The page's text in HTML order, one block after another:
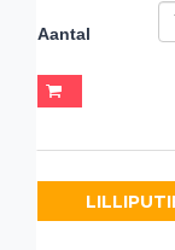
Aantal